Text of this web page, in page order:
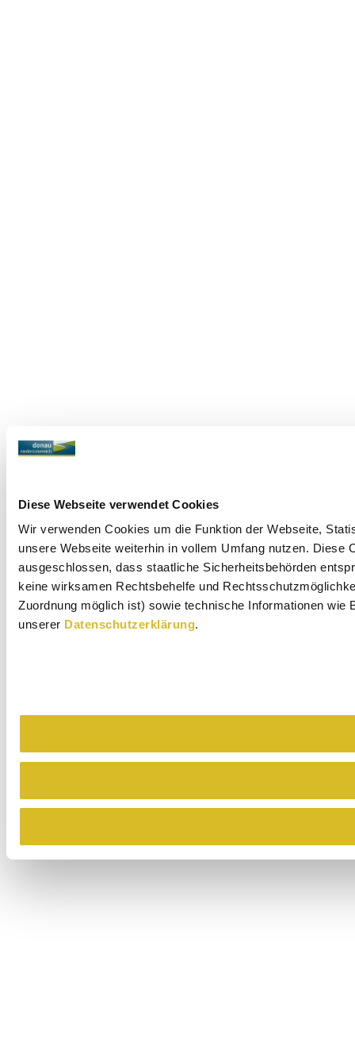
Diese Webseite verwendet Cookies
Wir verwenden Cookies um die Funktion der Webseite,
unsere Webseite weiterhin in vollem Umfang nutzen.
ausgeschlossen, dass staatliche Sicherheitsbehörden
keine wirksamen Rechtsbehelfe und
Zuordnung möglich ist) sowie technische Informationen wie
unserer Datenschutzerklärung.